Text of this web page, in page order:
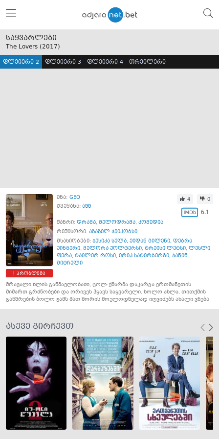
საყვარლები
The Lovers (2017)
ფლეიერი 2 ფლეიერი 3 ფლეიერი 4 თრეილერი
პრობლემა
ენა: GEO
ქვეყანა: აშშ
4 0
6.1
ჟანრი: დრამა, მელოდრამა, კომედია
რეჟისორი: აზაზელ ჯეიკობსი
მსახიობები: ჯესიკა სულა, ეიდან გილენი, დებრა
უინგერი, მელორა უოლტერსი, ტრეისი ლეტსი, ლესლი
ფერა, ტაილერ როსი, ერიკ სატერბერგი, ჯანინ
მიტჩელი
მრავალი წლის განმავლობაში, ცოლ-ქმარმა დაკარგა ერთმანეთის
მიმართ გრძნობები და ორივეს ჰყავს საყვარელი. ხოლო ახლა, თითქმის
განშრების ბოლო ჟამს მათ შორის მოულოდნელად იღვიძებს ახალი ვნება
ასევე გირჩევთ